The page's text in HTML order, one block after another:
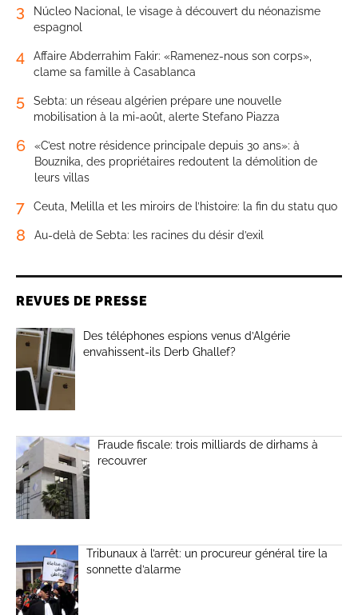
3
Núcleo Nacional, le visage à découvert du néonazisme
espagnol
4
Affaire Abderrahim Fakir: «Ramenez-nous son corps»,
clame sa famille à Casablanca
5
Sebta: un réseau algérien prépare une nouvelle
mobilisation à la mi-août, alerte Stefano Piazza
6
«C’est notre résidence principale depuis 30 ans»: à
Bouznika, des propriétaires redoutent la démolition de
leurs villas
7 Ceuta, Melilla et les miroirs de l’histoire: la fin du statu quo
8 Au-delà de Sebta: les racines du désir d’exil
REVUES DE PRESSE
Des téléphones espions venus d’Algérie
envahissent-ils Derb Ghallef?
Fraude fiscale: trois milliards de dirhams à
recouvrer
Tribunaux à l’arrêt: un procureur général tire la
sonnette d’alarme